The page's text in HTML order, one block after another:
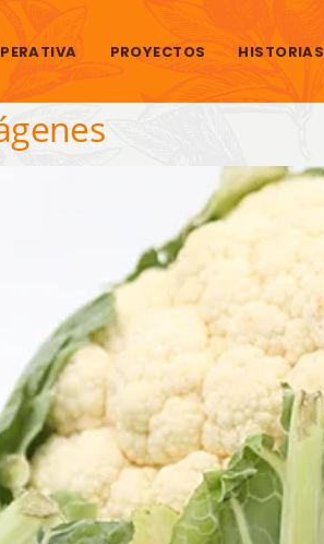
PROYECTOS HISTORIAS